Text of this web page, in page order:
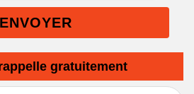
gratuitement